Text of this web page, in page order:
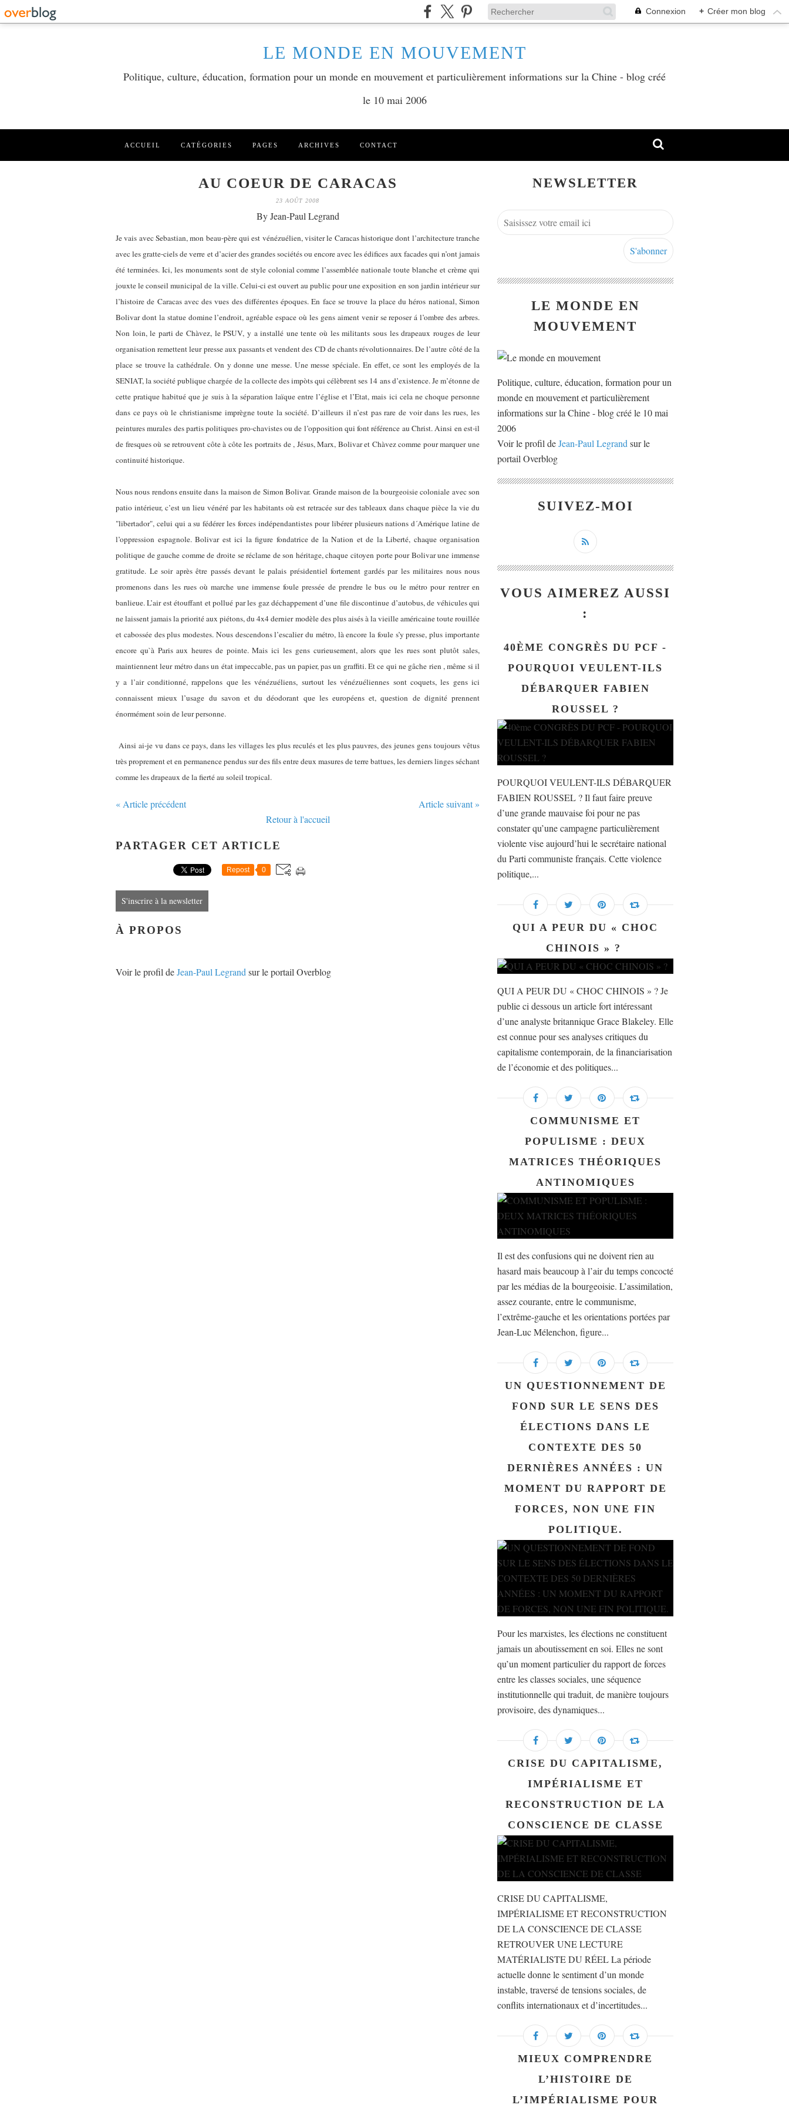
Connexion + Créer mon blog
LE MONDE EN MOUVEMENT
Politique, culture, éducation, formation pour un monde en mouvement et particulièrement informations sur la Chine - blog créé
le 10 mai 2006
ACCUEIL CATÉGORIES PAGES ARCHIVES CONTACT
AU COEUR DE CARACAS
23 AOÛT 2008
By Jean-Paul Legrand
Je vais avec Sebastian, mon beau-père qui est vénézuélien, visiter le Caracas historique dont l’architecture tranche
avec les gratte-ciels de verre et d’acier des grandes sociétés ou encore avec les édifices aux facades qui n’ont jamais
été terminées. Ici, les monuments sont de style colonial comme l’assemblée nationale toute blanche et crème qui
jouxte le conseil municipal de la ville. Celui-ci est ouvert au public pour une exposition en son jardin intérieur sur
l’histoire de Caracas avec des vues des différentes époques. En face se trouve la place du héros national, Simon
Bolivar dont la statue domine l’endroit, agréable espace où les gens aiment venir se reposer á l’ombre des arbres.
Non loin, le parti de Chàvez, le PSUV, y a installé une tente où les militants sous les drapeaux rouges de leur
organisation remettent leur presse aux passants et vendent des CD de chants révolutionnaires. De l’autre côté de la
place se trouve la cathédrale. On y donne une messe. Une messe spéciale. En effet, ce sont les employés de la
SENIAT, la société publique chargée de la collecte des impòts qui célèbrent ses 14 ans d’existence. Je m’étonne de
cette pratique habitué que je suis à la séparation laïque entre l’église et l’Etat, mais ici cela ne choque personne
dans ce pays où le christianisme imprègne toute la société. D’ailleurs il n’est pas rare de voir dans les rues, les
peintures murales des partis politiques pro-chavistes ou de l’opposition qui font référence au Christ. Ainsi en est-il
de fresques où se retrouvent côte à côte les portraits de , Jésus, Marx, Bolivar et Chàvez comme pour marquer une
continuité historique.
Nous nous rendons ensuite dans la maison de Simon Bolivar. Grande maison de la bourgeoisie coloniale avec son
patio intérieur, c’est un lieu vénéré par les habitants où est retracée sur des tableaux dans chaque pièce la vie du
"libertador", celui qui a su fédérer les forces indépendantistes pour libérer plusieurs nations d´Amérique latine de
l’oppression espagnole. Bolivar est ici la figure fondatrice de la Nation et de la Liberté, chaque organisation
politique de gauche comme de droite se réclame de son héritage, chaque citoyen porte pour Bolivar une immense
gratitude. Le soir après être passés devant le palais présidentiel fortement gardés par les militaires nous nous
promenons dans les rues où marche une immense foule pressée de prendre le bus ou le métro pour rentrer en
banlieue. L’air est étouffant et pollué par les gaz déchappement d’une file discontinue d’autobus, de véhicules qui
ne laissent jamais la priorité aux piétons, du 4x4 dernier modèle des plus aisés à la vieille américaine toute rouillée
et cabossée des plus modestes. Nous descendons l’escalier du métro, là encore la foule s’y presse, plus importante
encore qu`à Paris aux heures de pointe. Mais ici les gens curieusement, alors que les rues sont plutôt sales,
maintiennent leur métro dans un état impeccable, pas un papier, pas un graffiti. Et ce qui ne gâche rien , même si il
y a l’air conditionné, rappelons que les vénézuéliens, surtout les vénézuéliennes sont coquets, les gens ici
connaissent mieux l’usage du savon et du déodorant que les européens et, question de dignité prennent
énormément soin de leur personne.
Ainsi ai-je vu dans ce pays, dans les villages les plus reculés et les plus pauvres, des jeunes gens toujours vêtus
très proprement et en permanence pendus sur des fils entre deux masures de terre battues, les derniers linges séchant
comme les drapeaux de la fierté au soleil tropical.
« Article précédent
Article suivant »
Retour à l'accueil
PARTAGER CET ARTICLE
Repost 0
S'inscrire à la newsletter
À PROPOS
Voir le profil deJean-Paul Legrand sur le portail Overblog
NEWSLETTER
LE MONDE EN
MOUVEMENT
Politique, culture, éducation, formation pour un
monde en mouvement et particulièrement
informations sur la Chine - blog créé le 10 mai
2006
Voir le profil deJean-Paul Legrand sur le
portail Overblog
SUIVEZ-MOI
VOUS AIMEREZ AUSSI
:
40ÈME CONGRÈS DU PCF -
POURQUOI VEULENT-ILS
DÉBARQUER FABIEN
ROUSSEL ?
POURQUOI VEULENT-ILS DÉBARQUER
FABIEN ROUSSEL ? Il faut faire preuve
d’une grande mauvaise foi pour ne pas
constater qu’une campagne particulièrement
violente vise aujourd’hui le secrétaire national
du Parti communiste français. Cette violence
politique,...
QUI A PEUR DU « CHOC
CHINOIS » ?
QUI A PEUR DU « CHOC CHINOIS » ? Je
publie ci dessous un article fort intéressant
d’une analyste britannique Grace Blakeley. Elle
est connue pour ses analyses critiques du
capitalisme contemporain, de la financiarisation
de l’économie et des politiques...
COMMUNISME ET
POPULISME : DEUX
MATRICES THÉORIQUES
ANTINOMIQUES
Il est des confusions qui ne doivent rien au
hasard mais beaucoup à l’air du temps concocté
par les médias de la bourgeoisie. L’assimilation,
assez courante, entre le communisme,
l’extrême-gauche et les orientations portées par
Jean-Luc Mélenchon, figure...
UN QUESTIONNEMENT DE
FOND SUR LE SENS DES
ÉLECTIONS DANS LE
CONTEXTE DES 50
DERNIÈRES ANNÉES : UN
MOMENT DU RAPPORT DE
FORCES, NON UNE FIN
POLITIQUE.
Pour les marxistes, les élections ne constituent
jamais un aboutissement en soi. Elles ne sont
qu’un moment particulier du rapport de forces
entre les classes sociales, une séquence
institutionnelle qui traduit, de manière toujours
provisoire, des dynamiques...
CRISE DU CAPITALISME,
IMPÉRIALISME ET
RECONSTRUCTION DE LA
CONSCIENCE DE CLASSE
CRISE DU CAPITALISME,
IMPÉRIALISME ET RECONSTRUCTION
DE LA CONSCIENCE DE CLASSE
RETROUVER UNE LECTURE
MATÉRIALISTE DU RÉEL La période
actuelle donne le sentiment d’un monde
instable, traversé de tensions sociales, de
conflits internationaux et d’incertitudes...
MIEUX COMPRENDRE
L’HISTOIRE DE
L’IMPÉRIALISME POUR